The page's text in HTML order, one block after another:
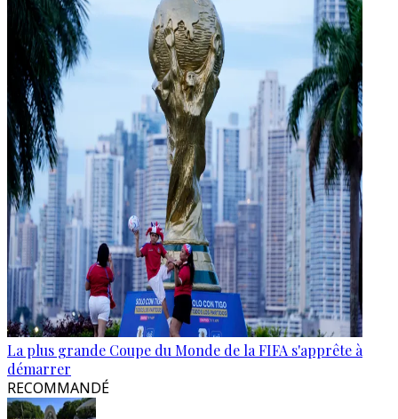
La plus grande Coupe du Monde de la FIFA s'apprête à
démarrer
RECOMMANDÉ